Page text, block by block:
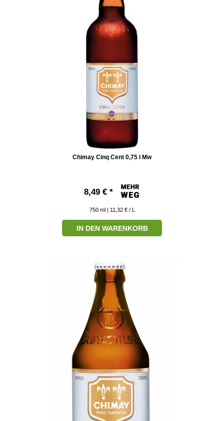
Chimay Cinq Cent 0,75 l Mw
8,49 € *
750 ml | 11,32 € / L
IN DEN WARENKORB